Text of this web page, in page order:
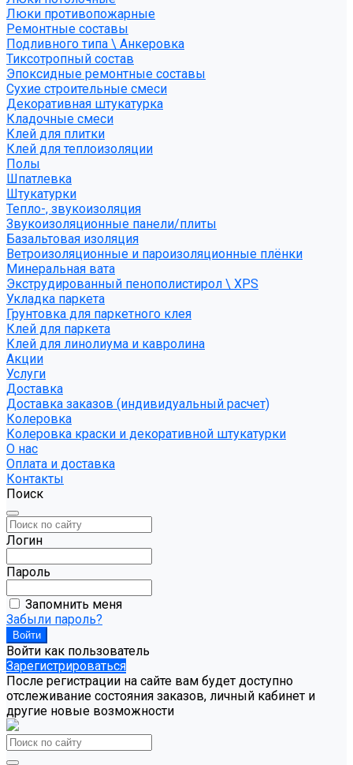
Люки противопожарные
Ремонтные составы
Подливного типа \ Анкеровка
Тиксотропный состав
Эпоксидные ремонтные составы
Сухие строительные смеси
Декоративная штукатурка
Кладочные смеси
Клей для плитки
Клей для теплоизоляции
Полы
Шпатлевка
Штукатурки
Тепло-, звукоизоляция
Звукоизоляционные панели/плиты
Базальтовая изоляция
Ветроизоляционные и пароизоляционные плёнки
Минеральная вата
Экструдированный пенополистирол \ XPS
Укладка паркета
Грунтовка для паркетного клея
Клей для паркета
Клей для линолиума и кавролина
Акции
Услуги
Доставка
Доставка заказов (индивидуальный расчет)
Колеровка
Колеровка краски и декоративной штукатурки
О нас
Оплата и доставка
Контакты
Поиск
Логин
Пароль
Запомнить меня
Забыли пароль?
Войти как пользователь
Зарегистрироваться
После регистрации на сайте вам будет доступно
отслеживание состояния заказов, личный кабинет и
другие новые возможности